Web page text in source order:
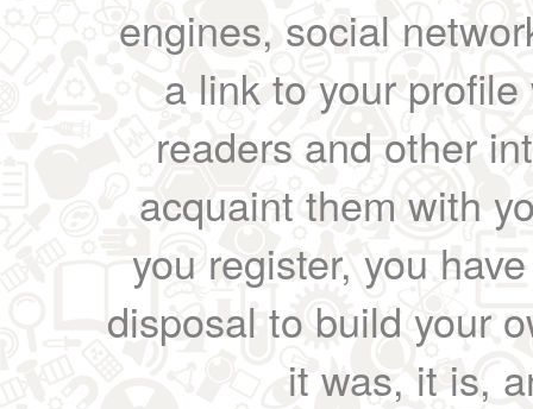
engines, social
a link to your
readers and other
acquaint them with
you register, you
disposal to build your
it was, it is,